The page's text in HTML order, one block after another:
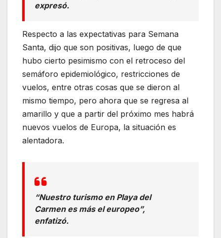
expresó.
Respecto a las expectativas para Semana
Santa, dijo que son positivas, luego de que
hubo cierto pesimismo con el retroceso del
semáforo epidemiológico, restricciones de
vuelos, entre otras cosas que se dieron al
mismo tiempo, pero ahora que se regresa al
amarillo y que a partir del próximo mes habrá
nuevos vuelos de Europa, la situación es
alentadora.
“Nuestro turismo en Playa del
Carmen es más el europeo”,
enfatizó.